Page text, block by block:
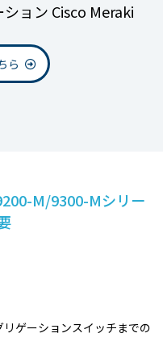
ョン Cisco Meraki
ら
M/9300-Mシリー
ゲーションスイッチまでの